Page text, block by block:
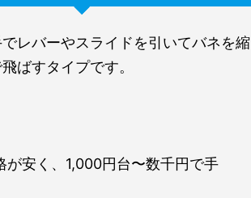
レバーやスライドを引いてバネを縮
ばすタイプです。
が安く、1,000円台〜数千円で手